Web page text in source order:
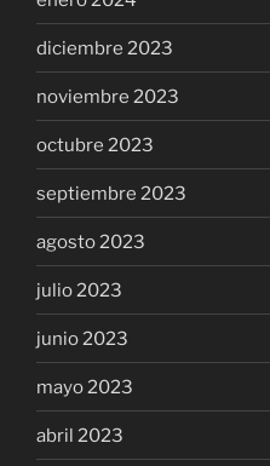
diciembre 2023
noviembre 2023
octubre 2023
septiembre 2023
agosto 2023
julio 2023
junio 2023
mayo 2023
abril 2023